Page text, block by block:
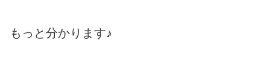
もっと分かります♪